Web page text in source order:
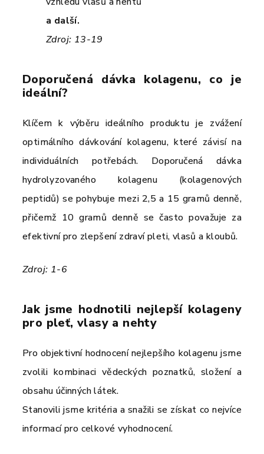
a další.
Zdroj: 13-19
Doporučená dávka kolagenu, co je
ideální?
Klíčem k výběru ideálního produktu je zvážení
optimálního dávkování kolagenu, které závisí na
individuálních potřebách. Doporučená dávka
hydrolyzovaného kolagenu (kolagenových
peptidů) se pohybuje mezi 2,5 a 15 gramů denně,
přičemž 10 gramů denně se často považuje za
efektivní pro zlepšení zdraví pleti, vlasů a kloubů.
Zdroj: 1-6
Jak jsme hodnotili nejlepší kolageny
pro pleť, vlasy a nehty
Pro objektivní hodnocení nejlepšího kolagenu jsme
zvolili kombinaci vědeckých poznatků, složení a
obsahu účinných látek.
Stanovili jsme kritéria a snažili se získat co nejvíce
informací pro celkové vyhodnocení.